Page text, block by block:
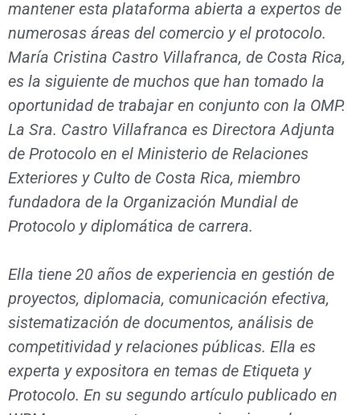
mantener esta plataforma abierta a expertos de
numerosas áreas del comercio y el protocolo.
María Cristina Castro Villafranca, de Costa Rica,
es la siguiente de muchos que han tomado la
oportunidad de trabajar en conjunto con la OMP.
La Sra. Castro Villafranca es Directora Adjunta
de Protocolo en el Ministerio de Relaciones
Exteriores y Culto de Costa Rica, miembro
fundadora de la Organización Mundial de
Protocolo y diplomática de carrera.
Ella tiene 20 años de experiencia en gestión de
proyectos, diplomacia, comunicación efectiva,
sistematización de documentos, análisis de
competitividad y relaciones públicas. Ella es
experta y expositora en temas de Etiqueta y
Protocolo. En su segundo artículo publicado en